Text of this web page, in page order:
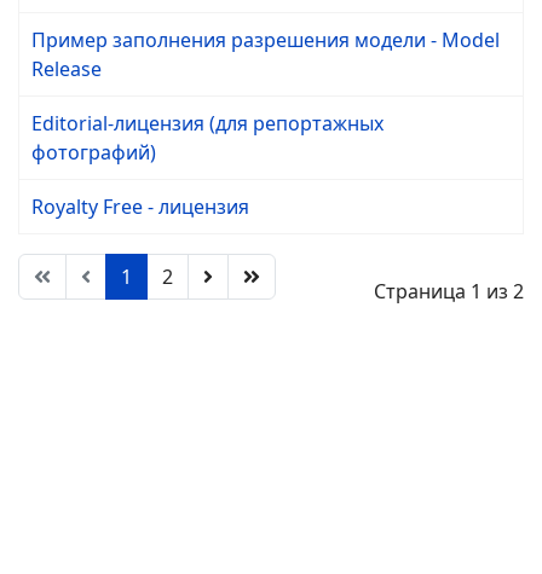
Пример заполнения разрешения модели - Model
Release
Editorial-лицензия (для репортажных
фотографий)
Royalty Free - лицензия
1 2
Страница 1 из 2